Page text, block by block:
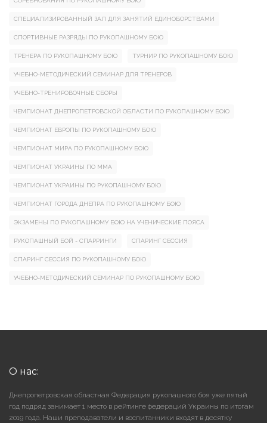
СПЕЦИАЛИЗИРОВАННЫЙ ЗАЛ ДЛЯ ЗАНЯТИЙ ЕДИНОБОРСТВАМИ
СПОРТИВНЫЕ РАЗРЯДЫ ПО РУКОПАШНОМУ БОЮ
ТРЕНЕРА ПО РУКОПАШНОМУ БОЮ ТУРНИР ПО РУКОПАШНОМУ БОЮ
УЧЕБНО-МЕТОДИЧЕСКИЙ СЕМИНАР ДЛЯ ТРЕНЕРОВ
УЧЕБНО-ТРЕНИРОВОЧНЫЕ СБОРЫ
ЧЕМПИОНАТ ДНЕПРОПЕТРОВСКОЙ ОБЛАСТИ ПО РУКОПАШНОМУ БОЮ
ЧЕМПИОНАТ ЕВРОПЫ ПО РУКОПАШНОМУ БОЮ
ЧЕМПИОНАТ МИРА ПО РУКОПАШНОМУ БОЮ
ЧЕМПИОНАТ УКРАИНЫ ПО ММА
ЧЕМПИОНАТ УКРАИНЫ ПО РУКОПАШНОМУ БОЮ
ЧЕМПИОНАТ ГОРОДА ДНЕПРА ПО РУКОПАШНОМУ БОЮ
ЭКЗАМЕНЫ ПО РУКОПАШНОМУ БОЮ НА УЧЕНИЧЕСКИЕ ПОЯСА
РУКОПАШНЫЙ БОЙ - СПАРРИНГИ СПАРИНГ СЕССИЯ
СПАРИНГ СЕССИЯ ПО РУКОПАШНОМУ БОЮ
УЧЕБНО-МЕТОДИЧЕСКИЙ СЕМИНАР ПО РУКОПАШНОМУ БОЮ
О нас:
Днепропетровская областная Федерация рукопашного боя уже пятый
год подряд занимает 1 место в рейтинге федераций Украины по итогам
2019 года. Наши преподаватели и воспитанники входят в десятку